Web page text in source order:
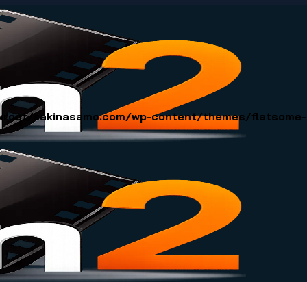
sakinasamo.com/wp-content/themes/